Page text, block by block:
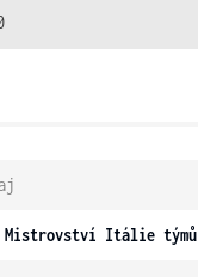
Mistrovství Itálie týmů